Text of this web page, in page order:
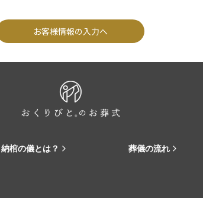
お客様情報の入力へ
納棺の儀とは？ 葬儀の流れ